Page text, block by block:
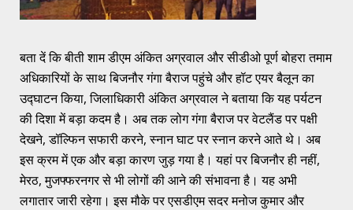
बता दें कि बीती शाम डीएम अंकित अग्रवाल और सीडीओ पूर्ण बोहरा तमाम
अधिकारियों के साथ बिजनौर गंगा बैराज पहुंचे और हॉट एयर बैलून का
उद्घाटन किया, जिलाधिकारी अंकित अग्रवाल ने बताया कि यह पर्यटन
की दिशा में बड़ा कदम है। अब तक लोग गंगा बैराज पर वेटलैंड पर पक्षी
देखने, डॉल्फिन सफारी करने, स्नान घाट पर स्नान करने आते थे। अब
इस क्रम में एक और बड़ा कारण जुड़ गया है। यहां पर बिजनौर ही नहीं,
मेरठ, मुजफ्फरनगर से भी लोगों की आने की संभावना है। यह अभी
लगातार जारी रहेगा। इस मौके पर एसडीएम सदर मनोज कुमार और